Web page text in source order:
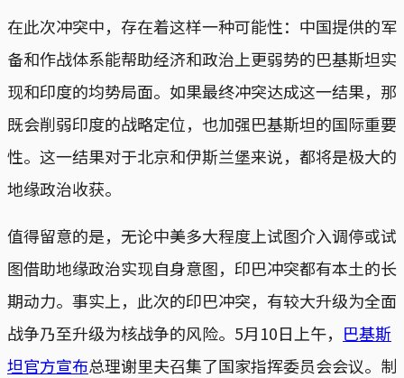
在此次冲突中，存在着这样一种可能性：中国提供的军
备和作战体系能帮助经济和政治上更弱势的巴基斯坦实
现和印度的均势局面。如果最终冲突达成这一结果，那
既会削弱印度的战略定位，也加强巴基斯坦的国际重要
性。这一结果对于北京和伊斯兰堡来说，都将是极大的
地缘政治收获。
值得留意的是，无论中美多大程度上试图介入调停或试
图借助地缘政治实现自身意图，印巴冲突都有本土的长
期动力。事实上，此次的印巴冲突，有较大升级为全面
战争乃至升级为核战争的风险。5月10日上午， 巴基斯
坦官方宣布总理谢里夫召集了国家指挥委员会会议。制